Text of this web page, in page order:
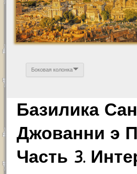
Боковая колонка
Базилика
Джованни э
Часть 3.